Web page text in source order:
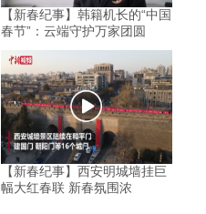
【新春纪事】韩籍机长的“中国
春节”：云端守护万家团圆
【新春纪事】西安明城墙挂巨
幅大红春联 新春氛围浓